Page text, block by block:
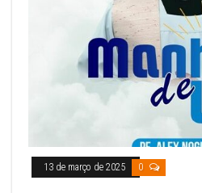
13 de março de 2025 0